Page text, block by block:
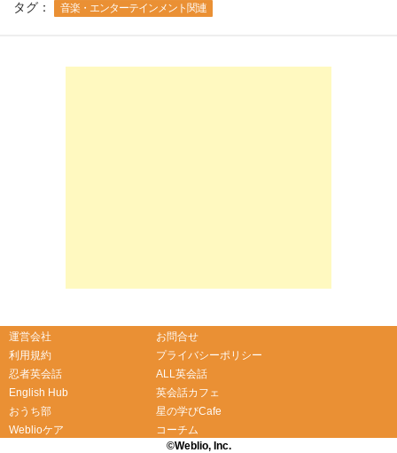
タグ： 音楽・エンターテインメント関連
運営会社
お問合せ
利用規約
プライバシーポリシー
忍者英会話
ALL英会話
English Hub
英会話カフェ
おうち部
星の学びCafe
Weblioケア
コーチム
©Weblio, Inc.